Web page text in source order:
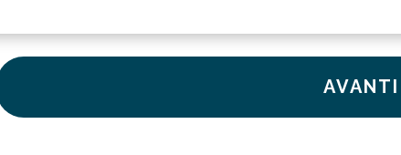
AVANTI